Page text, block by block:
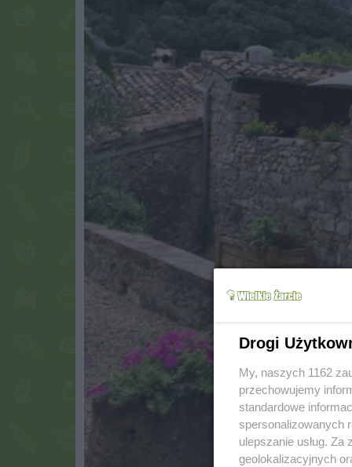
Drogi
My, naszych 1162
przechowujemy
standardowe
spersonalizowanych
ulepszanie usług.
geolokalizacyjnych